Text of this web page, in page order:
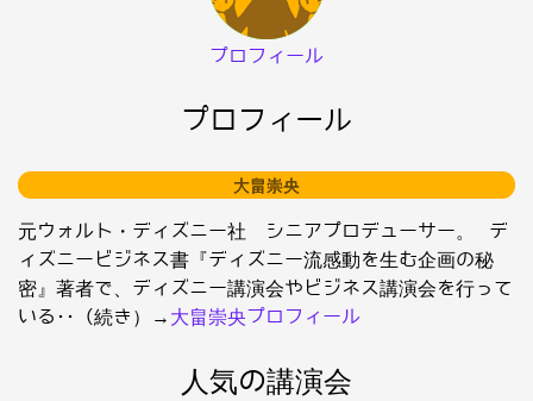
プロフィール
プロフィール
大畠崇央
元ウォルト・ディズニー社 シニアプロデューサー。 デ
ィズニービジネス書『ディズニー流感動を生む企画の秘
密』著者で、ディズニー講演会やビジネス講演会を行って
いる･･（続き）→ 大畠崇央プロフィール
人気の講演会